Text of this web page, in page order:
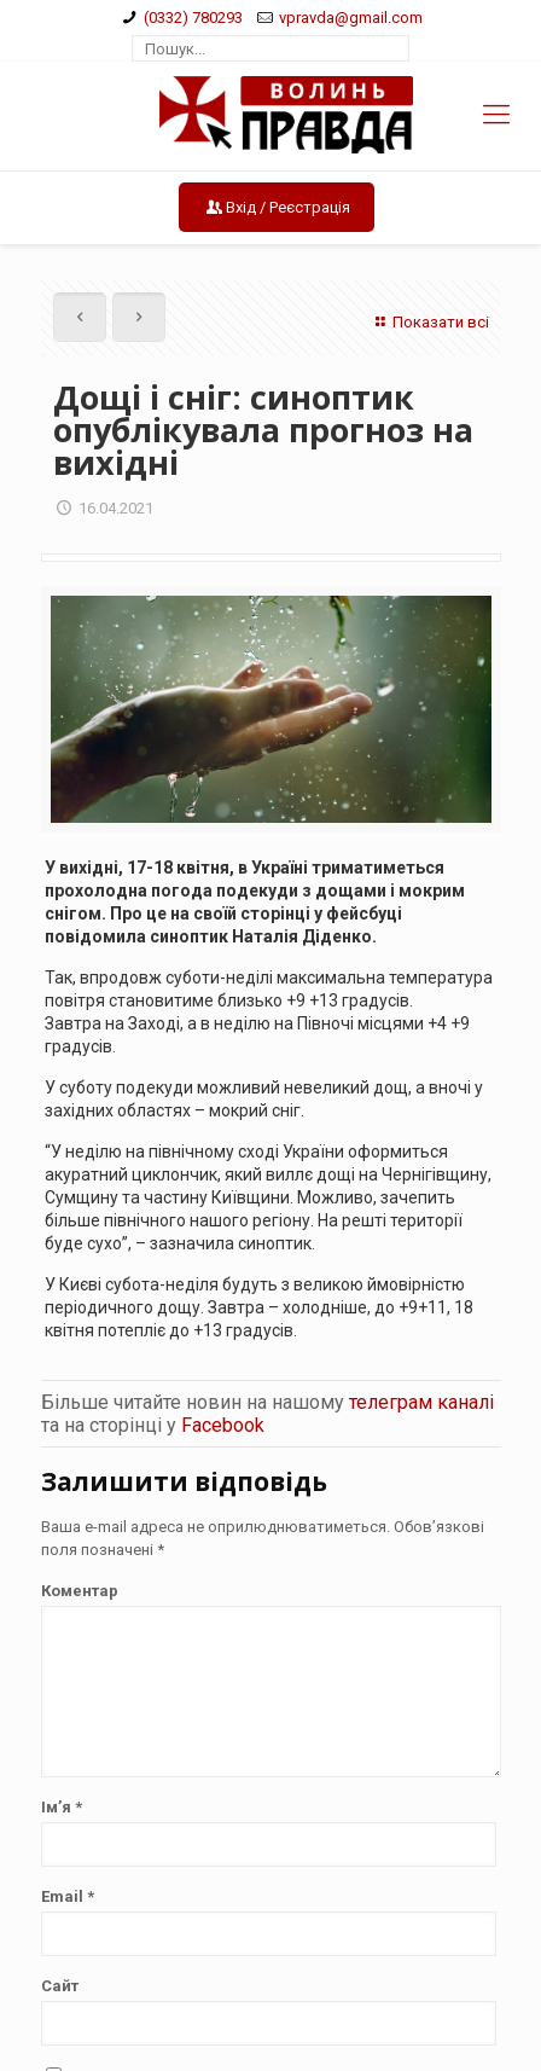
(0332) 780293 vpravda@gmail.com
Вхід / Реєстрація
Показати всі
Дощі і сніг: синоптик
опублікувала прогноз на
вихідні
16.04.2021
У вихідні, 17-18 квітня, в Україні триматиметься
прохолодна погода подекуди з дощами і мокрим
снігом. Про це на своїй сторінці у фейсбуці
повідомила синоптик Наталія Діденко.
Так, впродовж суботи-неділі максимальна температура
повітря становитиме близько +9 +13 градусів.
Завтра на Заході, а в неділю на Півночі місцями +4 +9
градусів.
У суботу подекуди можливий невеликий дощ, а вночі у
західних областях – мокрий сніг.
“У неділю на північному сході України оформиться
акуратний циклончик, який виллє дощі на Чернігівщину,
Сумщину та частину Київщини. Можливо, зачепить
більше північного нашого регіону. На решті території
буде сухо”, – зазначила синоптик.
У Києві субота-неділя будуть з великою ймовірністю
періодичного дощу. Завтра – холодніше, до +9+11, 18
квітня потепліє до +13 градусів.
Більше читайте новин на нашомутелеграм каналі
та на сторінці у Facebook
Залишити відповідь
Ваша e-mail адреса не оприлюднюватиметься. Обов’язкові
поля позначені *
Коментар
Ім’я *
Email *
Сайт